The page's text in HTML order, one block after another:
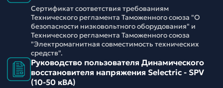
Сертификат соответствия требованиям
Технического регламента Таможенного союза "О
безопасности низковольтного оборудования" и
Технического регламента Таможенного союза
"Электромагнитная совместимость технических
средств".
Руководство пользователя Динамического
восстановителя напряжения Selectric - SPV
(10-50 кВА)